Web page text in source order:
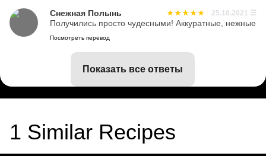
Снежная Полынь 25.10.2021 ☰
Получились просто чудесными! Аккуратные, нежные
Посмотреть перевод
показать все ответы
1 Similar Recipes